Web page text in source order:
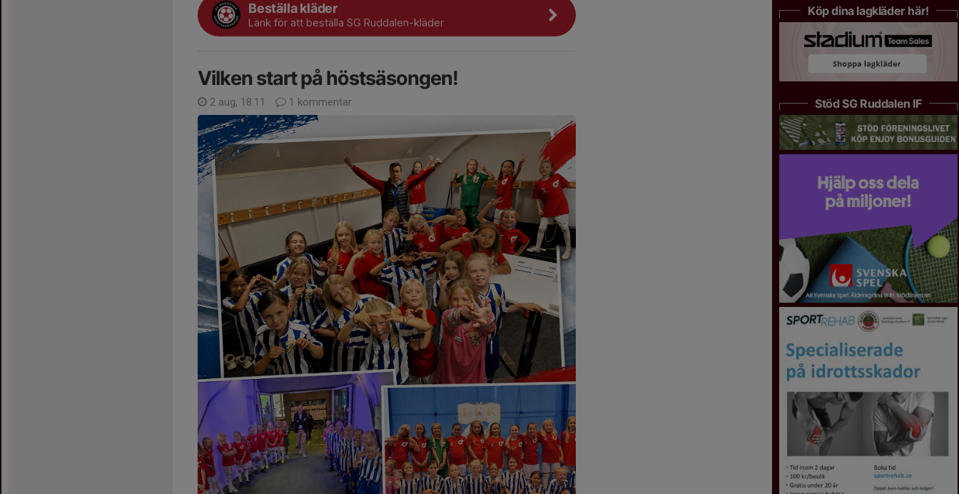
Beställa kläder
Länk för att beställa SG Ruddalen-kläder
Vilken start på höstsäsongen!
2 aug, 18:11 1 kommentar
Köp dina lagkläder här!
Stöd SG Ruddalen IF